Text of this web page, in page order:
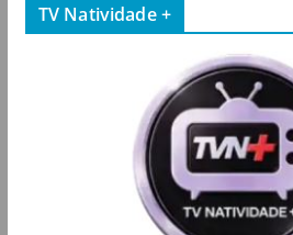
TV Natividade +